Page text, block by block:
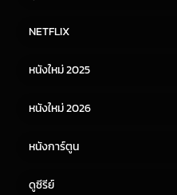
หนังจีน
NETFLIX
หนังใหม่ 2025
หนังใหม่ 2026
หนังการ์ตูน
ดูซีรีย์